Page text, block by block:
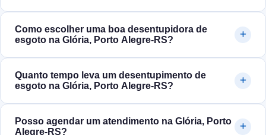
Como escolher uma boa desentupidora de
esgoto na Glória, Porto Alegre‑RS?
Quanto tempo leva um desentupimento de
esgoto na Glória, Porto Alegre‑RS?
Posso agendar um atendimento na Glória, Porto
Alegre‑RS?